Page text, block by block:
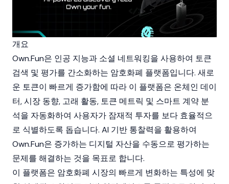
개요
Own.Fun은 인공 지능과 소셜 네트워킹을 사용하여 토큰
검색 및 평가를 간소화하는 암호화폐 플랫폼입니다. 새로
운 토큰이 빠르게 증가함에 따라 이 플랫폼은 온체인 데이
터, 시장 동향, 고래 활동, 토큰 메트릭 및 스마트 계약 분
석을 자동화하여 사용자가 잠재적 투자를 보다 효율적으
로 식별하도록 돕습니다. AI 기반 통찰력을 활용하여
Own.Fun은 증가하는 디지털 자산을 수동으로 평가하는
문제를 해결하는 것을 목표로 합니다.
이 플랫폼은 암호화폐 시장의 빠르게 변화하는 특성에 맞